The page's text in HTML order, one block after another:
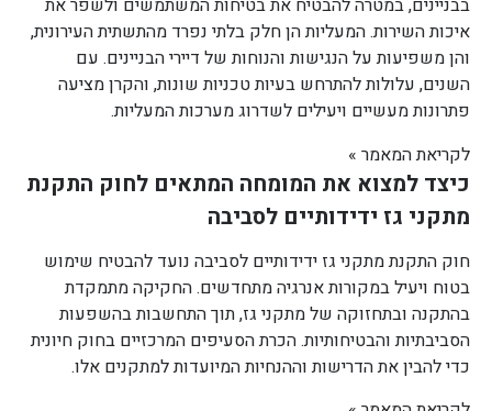
בבניינים, במטרה להבטיח את בטיחות המשתמשים ולשפר את
איכות השירות. המעליות הן חלק בלתי נפרד מהתשתית העירונית,
והן משפיעות על הנגישות והנוחות של דיירי הבניינים. עם
השנים, עלולות להתרחש בעיות טכניות שונות, והקרן מציעה
פתרונות מעשיים ויעילים לשדרוג מערכות המעליות.
לקריאת המאמר »
כיצד למצוא את המומחה המתאים לחוק התקנת
מתקני גז ידידותיים לסביבה
חוק התקנת מתקני גז ידידותיים לסביבה נועד להבטיח שימוש
בטוח ויעיל במקורות אנרגיה מתחדשים. החקיקה מתמקדת
בהתקנה ובתחזוקה של מתקני גז, תוך התחשבות בהשפעות
הסביבתיות והבטיחותיות. הכרת הסעיפים המרכזיים בחוק חיונית
כדי להבין את הדרישות וההנחיות המיועדות למתקנים אלו.